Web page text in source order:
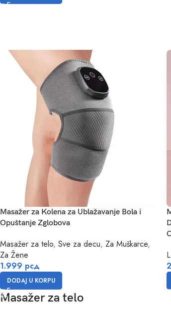
Masažer za Kolena za Ublažavanje Bola i
Opuštanje Zglobova
Masažer za telo, Sve za decu, Za Muškarce,
Za Žene
1.999 рсд
DODAJ U KORPU
Masažer za telo